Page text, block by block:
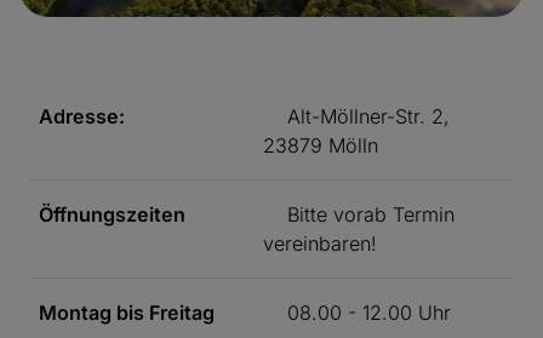
Adresse:
Alt-Möllner-Str. 2,
23879 Mölln
Öffnungszeiten
Bitte vorab Termin
vereinbaren!
Montag bis Freitag 08.00 - 12.00 Uhr